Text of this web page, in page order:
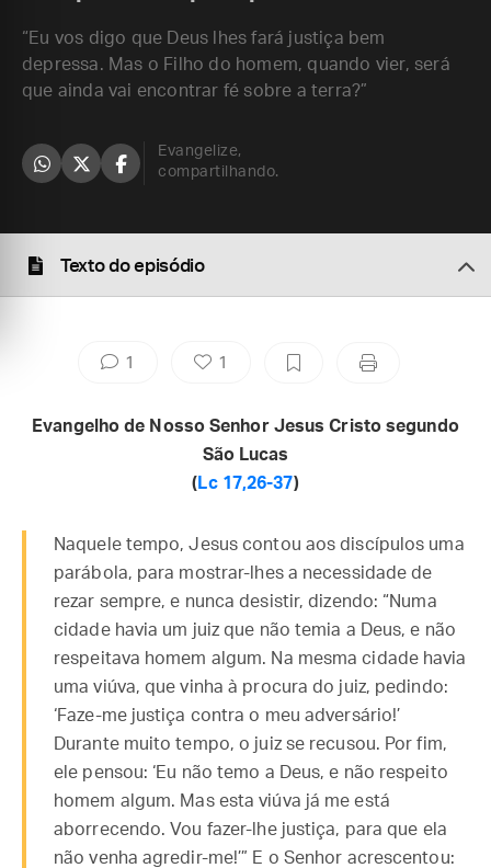
“Eu vos digo que Deus lhes fará justiça bem
depressa. Mas o Filho do homem, quando vier, será
que ainda vai encontrar fé sobre a terra?”
Evangelize,
compartilhando.
Texto do episódio
1 1
Evangelho de Nosso Senhor Jesus Cristo segundo
São Lucas
( Lc 17,26-37)
Naquele tempo, Jesus contou aos discípulos uma
parábola, para mostrar-lhes a necessidade de
rezar sempre, e nunca desistir, dizendo: “Numa
cidade havia um juiz que não temia a Deus, e não
respeitava homem algum. Na mesma cidade havia
uma viúva, que vinha à procura do juiz, pedindo:
‘Faze-me justiça contra o meu adversário!’
Durante muito tempo, o juiz se recusou. Por fim,
ele pensou: ‘Eu não temo a Deus, e não respeito
homem algum. Mas esta viúva já me está
aborrecendo. Vou fazer-lhe justiça, para que ela
não venha agredir-me!’” E o Senhor acrescentou: